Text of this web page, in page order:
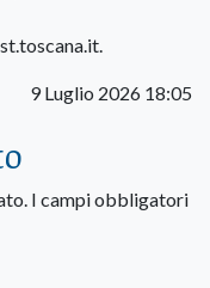
9 Luglio 2026 18:05
I campi obbligatori